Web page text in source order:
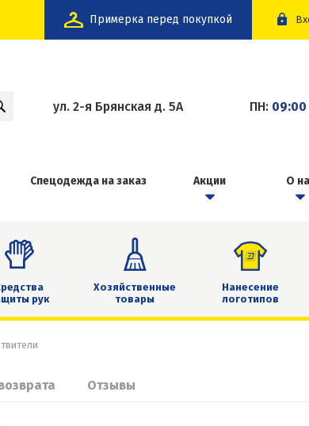
Примерка перед покупкой
ул. 2-я Брянская д. 5А ПН: 09:00
Спецодежда на заказ Акции О
рук
Хозяйственные
товары
Нанесение
логотипов
Отзывы